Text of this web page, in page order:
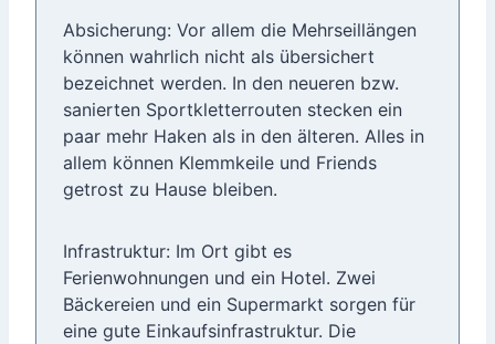
Absicherung: Vor allem die Mehrseillängen
können wahrlich nicht als übersichert
bezeichnet werden. In den neueren bzw.
sanierten Sportkletterrouten stecken ein
paar mehr Haken als in den älteren. Alles in
allem können Klemmkeile und Friends
getrost zu Hause bleiben.
Infrastruktur: Im Ort gibt es
Ferienwohnungen und ein Hotel. Zwei
Bäckereien und ein Supermarkt sorgen für
eine gute Einkaufsinfrastruktur. Die